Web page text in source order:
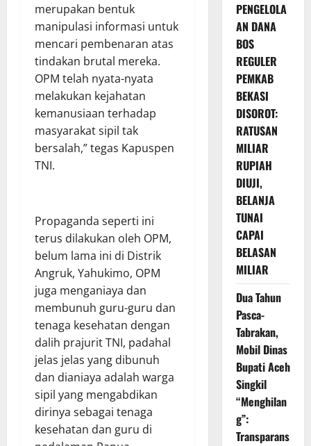
merupakan bentuk
manipulasi informasi untuk
mencari pembenaran atas
tindakan brutal mereka.
OPM telah nyata-nyata
melakukan kejahatan
kemanusiaan terhadap
masyarakat sipil tak
bersalah,” tegas Kapuspen
TNI.
Propaganda seperti ini
terus dilakukan oleh OPM,
belum lama ini di Distrik
Angruk, Yahukimo, OPM
juga menganiaya dan
membunuh guru-guru dan
tenaga kesehatan dengan
dalih prajurit TNI, padahal
jelas jelas yang dibunuh
dan dianiaya adalah warga
sipil yang mengabdikan
dirinya sebagai tenaga
kesehatan dan guru di
PENGELOLA
AN DANA
BOS
REGULER
PEMKAB
BEKASI
DISOROT:
RATUSAN
MILIAR
RUPIAH
DIUJI,
BELANJA
TUNAI
CAPAI
BELASAN
MILIAR
Dua Tahun
Pasca-
Tabrakan,
Mobil Dinas
Bupati Aceh
Singkil
“Menghilan
g”:
Transparans